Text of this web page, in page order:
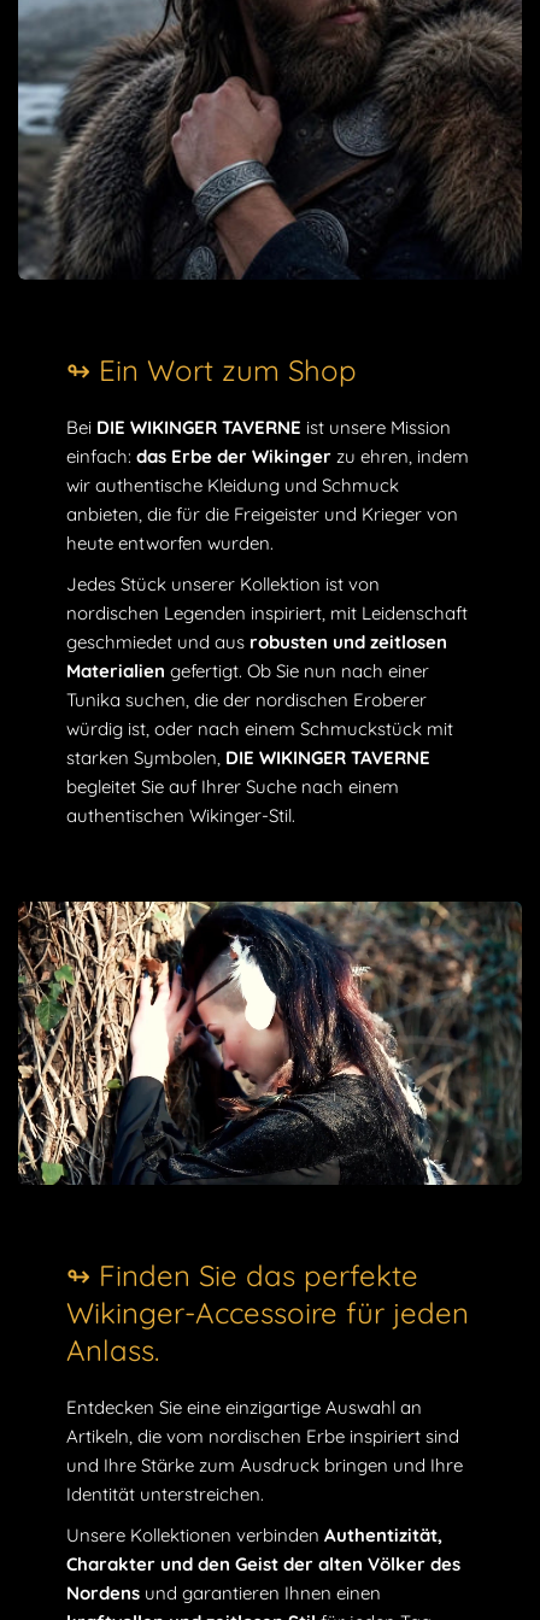
Größe: 36*270mm
KOSTENLOSE STANDARDLIEFERUNG
Wenn Ihnen der einzigartige Stil dieses Schmuckstücks
gefällt, machen Sie sich darauf gefasst, dass Sie von
unseremWikinger Armband mit Yggdrasil & Kolovratvöllig
begeistert sein werden! Es ist eines unserer Highlights in
unserer umfangreichen Kollektion an Wikinger-
Lederarmbändern
. Um ganz in die verschiedenen Stile und
Materialien einzutauchen, die wir anbieten, tauchen Sie in
unser komplettes Sortiment anWikingerarmbändern
↬ Ein Wort zum Shop
Bei DIE WIKINGER TAVERNE ist unsere Mission
einfach: das Erbe der Wikinger zu ehren, indem
wir authentische Kleidung und Schmuck
anbieten, die für die Freigeister und Krieger von
heute entworfen wurden.
Jedes Stück unserer Kollektion ist von
nordischen Legenden inspiriert, mit Leidenschaft
geschmiedet und aus robusten und zeitlosen
Materialien gefertigt. Ob Sie nun nach einer
Tunika suchen, die der nordischen Eroberer
würdig ist, oder nach einem Schmuckstück mit
starken Symbolen, DIE WIKINGER TAVERNE
begleitet Sie auf Ihrer Suche nach einem
authentischen Wikinger-Stil.
↬ Finden Sie das perfekte
Wikinger-Accessoire für jeden
Anlass.
Entdecken Sie eine einzigartige Auswahl an
Artikeln, die vom nordischen Erbe inspiriert sind
und Ihre Stärke zum Ausdruck bringen und Ihre
Identität unterstreichen.
Unsere Kollektionen verbinden Authentizität,
Charakter und den Geist der alten Völker des
Nordens und garantieren Ihnen einen